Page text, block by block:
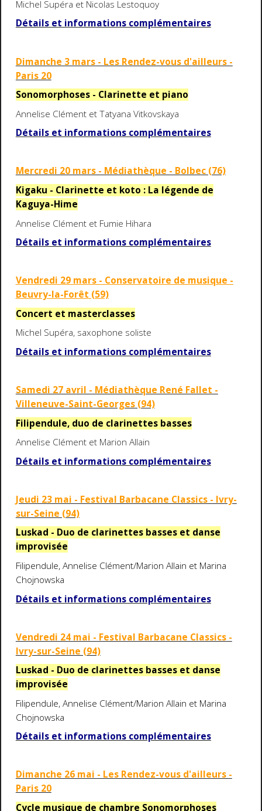
Michel Supéra et Nicolas Lestoquoy
Détails et informations complémentaires
Dimanche 3 mars - Les Rendez-vous d'ailleurs -
Paris 20
Sonomorphoses - Clarinette et piano
Annelise Clément et Tatyana Vitkovskaya
Détails et informations complémentaires
Mercredi 20 mars - Médiathèque - Bolbec (76)
Kigaku - Clarinette et koto : La légende de
Kaguya-Hime
Annelise Clément et Fumie Hihara
Détails et informations complémentaires
Vendredi 29 mars - Conservatoire de musique -
Beuvry-la-Forêt (59)
Concert et masterclasses
Michel Supéra, saxophone soliste
Détails et informations complémentaires
Samedi 27 avril - Médiathèque René Fallet -
Villeneuve-Saint-Georges (94)
Filipendule, duo de clarinettes basses
Annelise Clément et Marion Allain
Détails et informations complémentaires
Jeudi 23 mai - Festival Barbacane Classics - Ivry-
sur-Seine (94)
Luskad - Duo de clarinettes basses et danse
improvisée
Filipendule, Annelise Clément/Marion Allain et Marina
Chojnowska
Détails et informations complémentaires
Vendredi 24 mai - Festival Barbacane Classics -
Ivry-sur-Seine (94)
Luskad - Duo de clarinettes basses et danse
improvisée
Filipendule, Annelise Clément/Marion Allain et Marina
Chojnowska
Détails et informations complémentaires
Dimanche 26 mai - Les Rendez-vous d'ailleurs -
Paris 20
Cycle musique de chambre Sonomorphoses